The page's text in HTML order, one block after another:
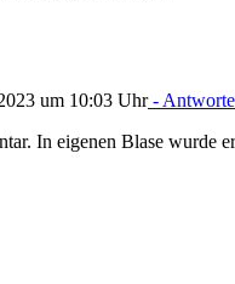
um 10:03 Uhr-
In eigenen Blase wurde